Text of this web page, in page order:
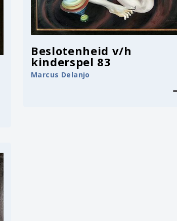
Beslotenheid v/h
kinderspel 83
Marcus Delanjo